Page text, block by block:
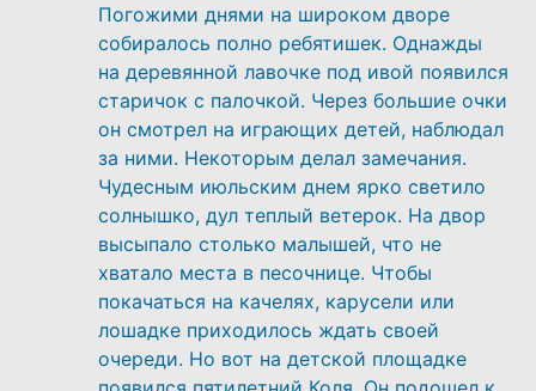
Погожими днями на широком дворе
собиралось полно ребятишек. Однажды
на деревянной лавочке под ивой появился
старичок с палочкой. Через большие очки
он смотрел на играющих детей, наблюдал
за ними. Некоторым делал замечания.
Чудесным июльским днем ярко светило
солнышко, дул теплый ветерок. На двор
высыпало столько малышей, что не
хватало места в песочнице. Чтобы
покачаться на качелях, карусели или
лошадке приходилось ждать своей
очереди. Но вот на детской площадке